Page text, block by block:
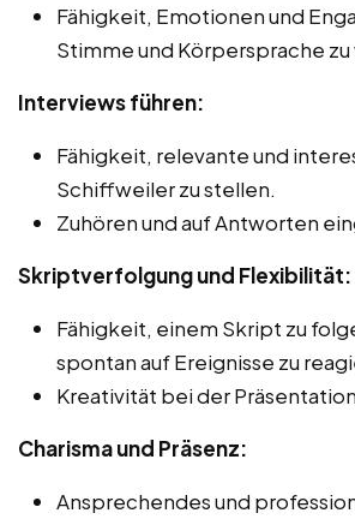
Fähigkeit, Emotionen und
Stimme und Körpersprache
Interviews führen:
Fähigkeit, relevante und
Schiffweiler zu stellen.
Zuhören und auf Antworten
Skriptverfolgung und Flexibilität:
Fähigkeit, einem Skript zu
spontan auf Ereignisse zu
Kreativität bei der
Charisma und Präsenz:
Ansprechendes und